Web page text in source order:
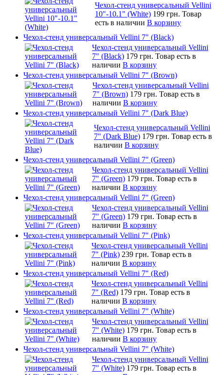
Чехол-стенд универсальный Vellini
10"-10.1" (White) 199 грн. Товар
есть в наличии В корзину
Чехол-стенд универсальный Vellini 7" (Black)
Чехол-стенд универсальный Vellini
7" (Black) 179 грн. Товар есть в
наличии В корзину
Чехол-стенд универсальный Vellini 7" (Brown)
Чехол-стенд универсальный Vellini
7" (Brown) 179 грн. Товар есть в
наличии В корзину
Чехол-стенд универсальный Vellini 7" (Dark Blue)
Чехол-стенд универсальный Vellini
7" (Dark Blue) 179 грн. Товар есть в
наличии В корзину
Чехол-стенд универсальный Vellini 7" (Green)
Чехол-стенд универсальный Vellini
7" (Green) 179 грн. Товар есть в
наличии В корзину
Чехол-стенд универсальный Vellini 7" (Green)
Чехол-стенд универсальный Vellini
7" (Green) 179 грн. Товар есть в
наличии В корзину
Чехол-стенд универсальный Vellini 7" (Pink)
Чехол-стенд универсальный Vellini
7" (Pink) 239 грн. Товар есть в
наличии В корзину
Чехол-стенд универсальный Vellini 7" (Red)
Чехол-стенд универсальный Vellini
7" (Red) 179 грн. Товар есть в
наличии В корзину
Чехол-стенд универсальный Vellini 7" (White)
Чехол-стенд универсальный Vellini
7" (White) 179 грн. Товар есть в
наличии В корзину
Чехол-стенд универсальный Vellini 7" (White)
Чехол-стенд универсальный Vellini
7" (White) 179 грн. Товар есть в